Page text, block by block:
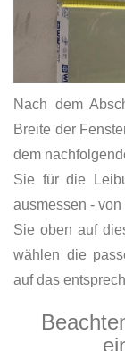
Nach dem
Breite der
dem
Sie für die
ausmessen -
Sie oben auf
wählen die
auf das